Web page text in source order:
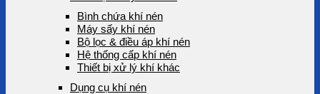
Bình chứa khí nén
Máy sấy khí nén
Bộ lọc & điều áp khí nén
Hệ thống cấp khí nén
Thiết bị xử lý khí khác
Dụng cụ khí nén